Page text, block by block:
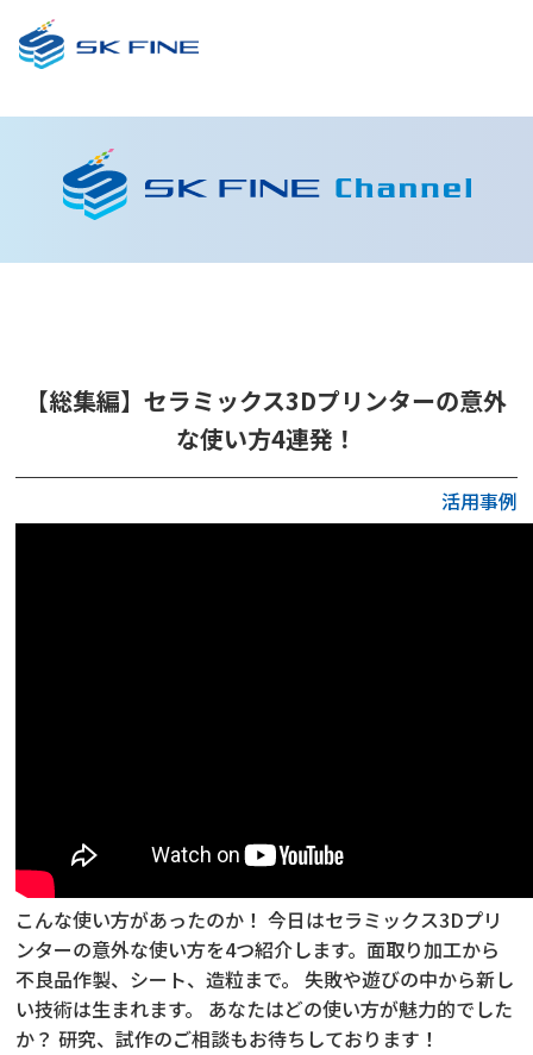
【総集編】セラミックス3Dプリンターの意外
な使い方4連発！
活用事例
こんな使い方があったのか！ 今日はセラミックス3Dプリ
ンターの意外な使い方を4つ紹介します。面取り加工から
不良品作製、シート、造粒まで。 失敗や遊びの中から新し
い技術は生まれます。 あなたはどの使い方が魅力的でした
か？ 研究、試作のご相談もお待ちしております！